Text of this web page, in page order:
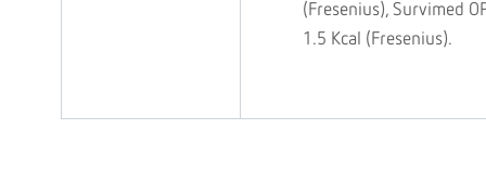
(Fresenius), Survimed
1.5 Kcal (Fresenius).